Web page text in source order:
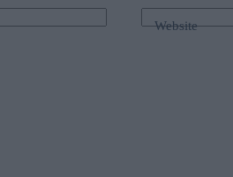
Website